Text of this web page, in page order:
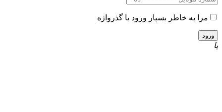
مرا به خاطر بسپار ورود با گذرواژه
یا